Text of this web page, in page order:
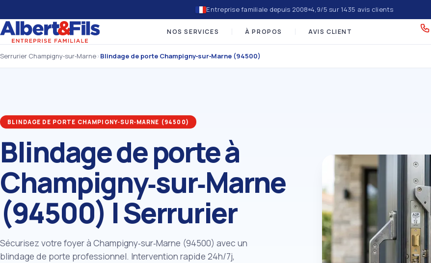
Entreprise familiale depuis 2008 4,9/5 sur 1435 avis clients
NOS SERVICES À PROPOS AVIS CLIENT
Serrurier Champigny‑sur‑Marne›Blindage de porte Champigny‑sur‑Marne (94500)
BLINDAGE DE PORTE CHAMPIGNY‑SUR‑MARNE (94500)
Blindage de porte à
Champigny‑sur‑Marne
(94500) | Serrurier
Sécurisez votre foyer à Champigny‑sur‑Marne (94500) avec un
blindage de porte professionnel. Intervention rapide 24h/7j,